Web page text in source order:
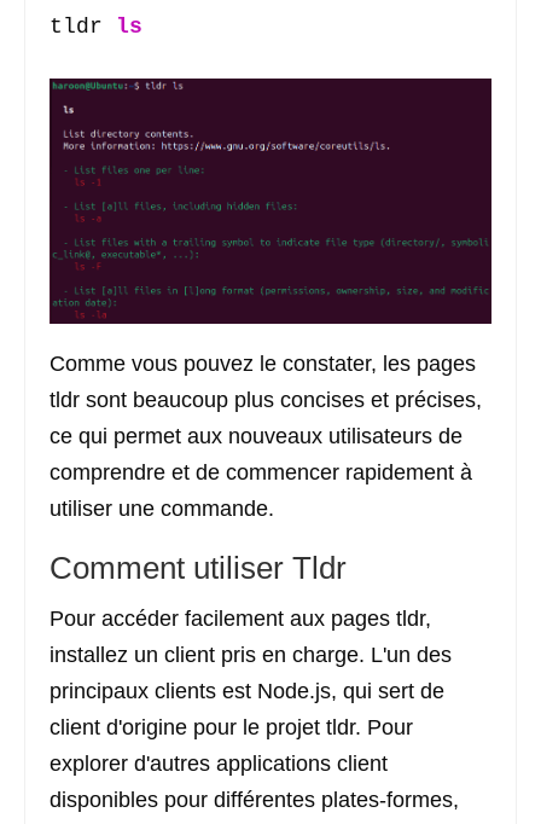
tldr ls
Comme vous pouvez le constater, les pages
tldr sont beaucoup plus concises et précises,
ce qui permet aux nouveaux utilisateurs de
comprendre et de commencer rapidement à
utiliser une commande.
Comment utiliser Tldr
Pour accéder facilement aux pages tldr,
installez un client pris en charge. L'un des
principaux clients est Node.js, qui sert de
client d'origine pour le projet tldr. Pour
explorer d'autres applications client
disponibles pour différentes plates-formes,